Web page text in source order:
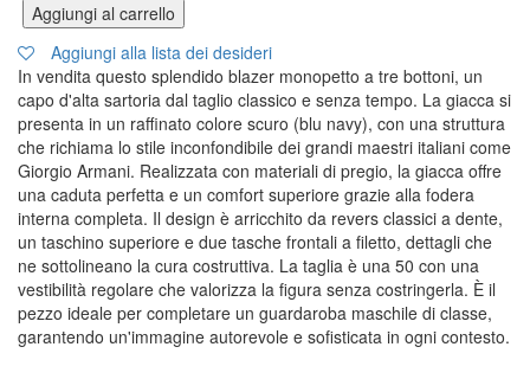
Blazer Armani quantità
Aggiungi al carrello
Aggiungi alla lista dei desideri
In vendita questo splendido blazer monopetto a tre bottoni, un
capo d'alta sartoria dal taglio classico e senza tempo. La giacca si
presenta in un raffinato colore scuro (blu navy), con una struttura
che richiama lo stile inconfondibile dei grandi maestri italiani come
Giorgio Armani. Realizzata con materiali di pregio, la giacca offre
una caduta perfetta e un comfort superiore grazie alla fodera
interna completa. Il design è arricchito da revers classici a dente,
un taschino superiore e due tasche frontali a filetto, dettagli che
ne sottolineano la cura costruttiva. La taglia è una 50 con una
vestibilità regolare che valorizza la figura senza costringerla. È il
pezzo ideale per completare un guardaroba maschile di classe,
garantendo un'immagine autorevole e sofisticata in ogni contesto.